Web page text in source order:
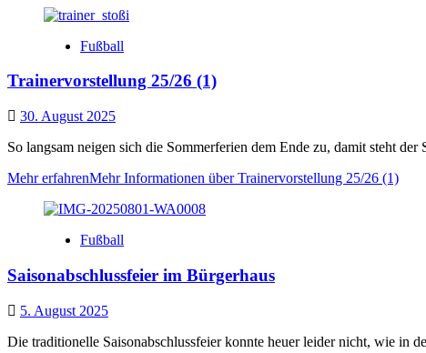
Fußball
Trainervorstellung 25/26 (1)
30. August 2025
So langsam neigen sich die Sommerferien dem Ende zu, damit steht
Mehr erfahrenMehr Informationen über Trainervorstellung 25/26 (1)
Fußball
Saisonabschlussfeier im Bürgerhaus
5. August 2025
Die traditionelle Saisonabschlussfeier konnte heuer leider nicht, wie in